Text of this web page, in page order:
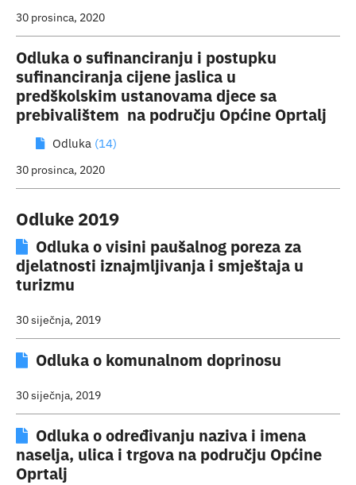
30 prosinca, 2020
Odluka o sufinanciranju i postupku
sufinanciranja cijene jaslica u
predškolskim ustanovama djece sa
prebivalištem na području Općine Oprtalj
Odluka (14)
30 prosinca, 2020
Odluke 2019
Odluka o visini paušalnog poreza za
djelatnosti iznajmljivanja i smještaja u
turizmu
30 siječnja, 2019
Odluka o komunalnom doprinosu
30 siječnja, 2019
Odluka o određivanju naziva i imena
naselja, ulica i trgova na području Općine
Oprtalj